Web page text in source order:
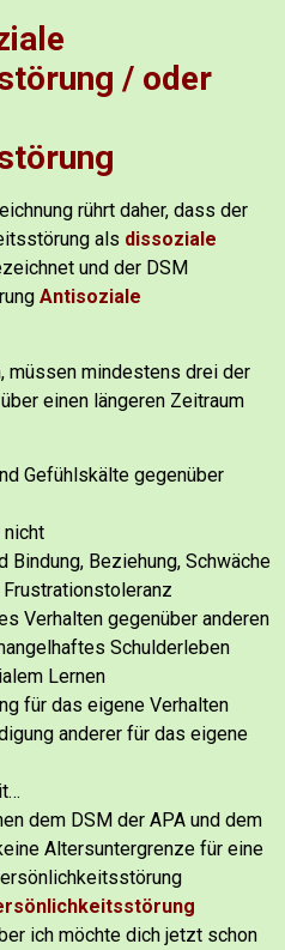
/ oder
rührt daher, dass der
als dissoziale
und der DSM
Antisoziale
müssen mindestens drei der
einen längeren Zeitraum
Gefühlskälte gegenüber
nicht
Bindung, Beziehung, Schwäche
Verhalten gegenüber anderen
Schulderleben
Lernen
für das eigene Verhalten
anderer für das eigene
dem DSM der APA und dem
Altersuntergrenze für eine
ich möchte dich jetzt schon